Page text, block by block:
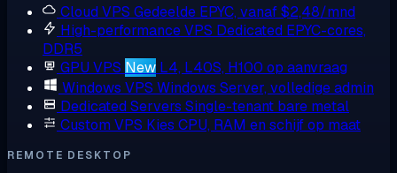
Cloud VPS Gedeelde EPYC, vanaf $2,48/mnd
High-performance VPS Dedicated EPYC-cores,
DDR5
GPU VPS New L4, L40S, H100 op aanvraag
Windows VPS Windows Server, volledige admin
Dedicated Servers Single-tenant bare metal
Custom VPS Kies CPU, RAM en schijf op maat
REMOTE DESKTOP